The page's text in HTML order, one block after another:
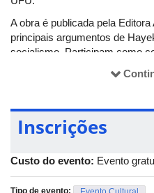
A obra é publicada pela
principais argumentos de
socialismo. Participam como
Inscrições
Custo do evento: Evento